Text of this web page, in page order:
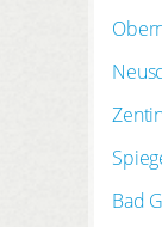
Bad